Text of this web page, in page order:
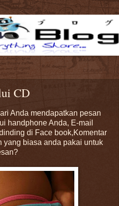
CD
Anda mendapatkan pesan
handphone Anda, E-mail
di Face book,Komentar
yang biasa anda pakai untuk